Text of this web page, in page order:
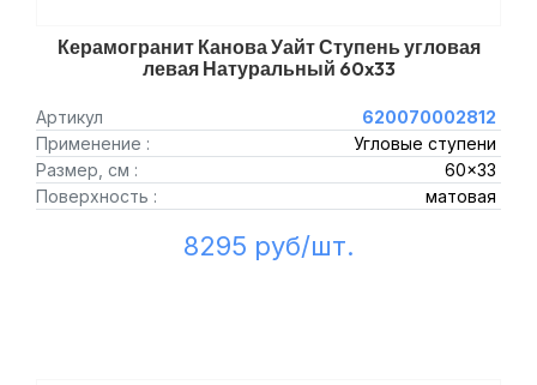
Керамогранит Канова Уайт Ступень угловая
левая Натуральный 60x33
Артикул
620070002812
Применение :
Угловые ступени
Размер, см :
60x33
Поверхность :
матовая
8295 руб/шт.